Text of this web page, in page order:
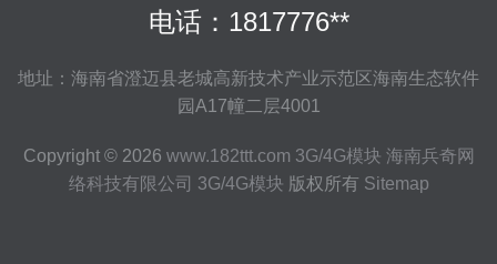
电话：1817776**
地址：海南省澄迈县老城高新技术产业示范区海南生态软件
园A17幢二层4001
Copyright © 2026 www.182ttt.com 3G/4G模块 海南兵奇网
络科技有限公司 3G/4G模块 版权所有 Sitemap